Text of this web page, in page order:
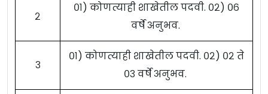
२
०१) कोणत्याही शाखेतील पदवी. ०२) ०६
वर्षे अनुभव.
३
०१) कोणत्याही शाखेतील पदवी. ०२) ०२ ते
०३ वर्षे अनुभव.